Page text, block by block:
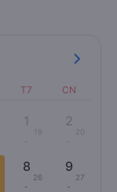
T7 CN
1
19
2
8
26
-
9
27
-